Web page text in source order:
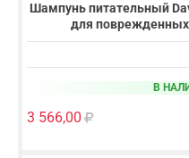
Шампунь питательный
для поврежденных
В
3 566,00